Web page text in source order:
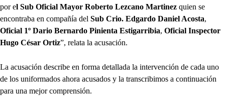
por el Sub Oficial Mayor Roberto Lezcano Martinez quien se
encontraba en compañía del Sub Crio. Edgardo Daniel Acosta,
Oficial 1º Dario Bernardo Pinienta Estigarribia, Oficial Inspector
Hugo César Ortiz”, relata la acusación.
La acusación describe en forma detallada la intervención de cada uno
de los uniformados ahora acusados y la transcribimos a continuación
para una mejor comprensión.